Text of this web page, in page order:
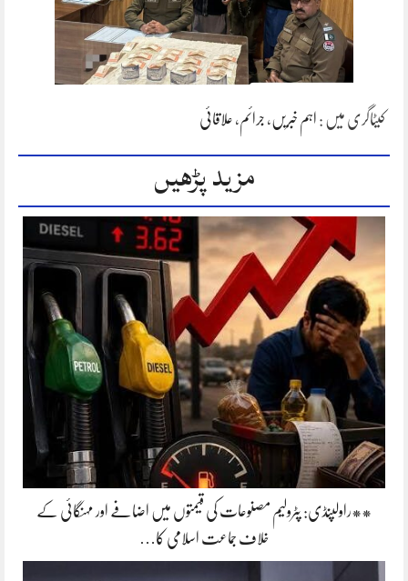
کیٹاگری میں : اہم خبریں، جرائم، علاقائی
مزید پڑھیں
**راولپنڈی: پٹرولیم مصنوعات کی قیمتوں میں اضافے اور مہنگائی کے
خلاف جماعت اسلامی کا…